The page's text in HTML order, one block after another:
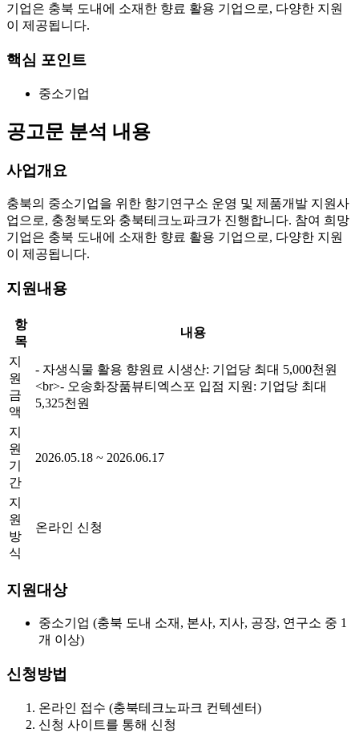
기업은 충북 도내에 소재한 향료 활용 기업으로, 다양한 지원
이 제공됩니다.
핵심 포인트
중소기업
공고문 분석 내용
사업개요
충북의 중소기업을 위한 향기연구소 운영 및 제품개발 지원사
업으로, 충청북도와 충북테크노파크가 진행합니다. 참여 희망
기업은 충북 도내에 소재한 향료 활용 기업으로, 다양한 지원
이 제공됩니다.
지원내용
항
목
내용
지
원
금
액
- 자생식물 활용 향원료 시생산: 기업당 최대 5,000천원
<br>- 오송화장품뷰티엑스포 입점 지원: 기업당 최대
5,325천원
지
원
기
간
2026.05.18 ~ 2026.06.17
지
원
방
식
온라인 신청
지원대상
중소기업 (충북 도내 소재, 본사, 지사, 공장, 연구소 중 1
개 이상)
신청방법
온라인 접수 (충북테크노파크 컨텍센터)
신청 사이트를 통해 신청